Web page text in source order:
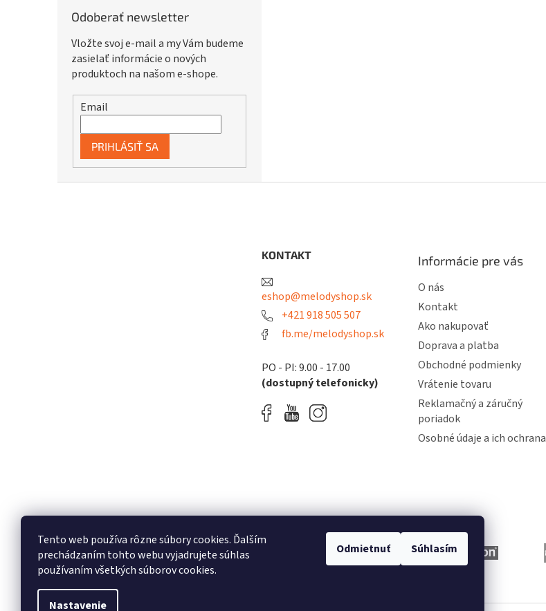
Tento web používa rôzne súbory cookies. Ďalším
prechádzaním tohto webu vyjadrujete súhlas
používaním všetkých súborov cookies.
Nastavenie
Odmietnuť Súhlasím
Odoberať newsletter
Vložte svoj e-mail a my Vám budeme
zasielať informácie o nových
produktoch na našom e-shope.
Email
PRIHLÁSIŤ SA
KONTAKT
eshop@melodyshop.sk
+421 918 505 507
fb.me/melodyshop.sk
PO - PI: 9.00 - 17.00
(dostupný telefonicky)
Informácie pre vás
O nás
Kontakt
Ako nakupovať
Doprava a platba
Obchodné podmienky
Vrátenie tovaru
Reklamačný a záručný
poriadok
Osobné údaje a ich ochrana